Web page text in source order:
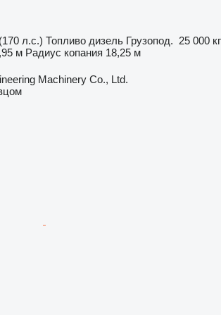
л.с.) Топливо дизель Грузопод. 25 000 кг
м Радиус копания 18,25 м
Machinery Co., Ltd.